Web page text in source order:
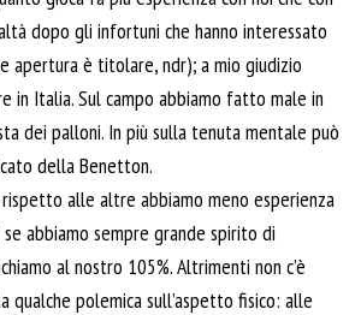
dopo gli infortuni che hanno interessato
apertura è titolare, ndr); a mio giudizio
in Italia. Sul campo abbiamo fatto male in
dei palloni. In più sulla tenuta mentale può
della Benetton.
alle altre abbiamo meno esperienza
abbiamo sempre grande spirito di
al nostro 105%. Altrimenti non c’è
qualche polemica sull’aspetto fisico: alle